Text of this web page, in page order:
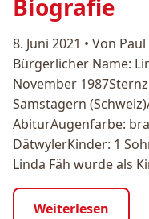
Biografie
8. Juni 2021 • Von
Bürgerlicher Name:
November
Samstagern
AbiturAugenfarbe:
DätwylerKinder: 1
Linda Fäh wurde als
Weiterlesen